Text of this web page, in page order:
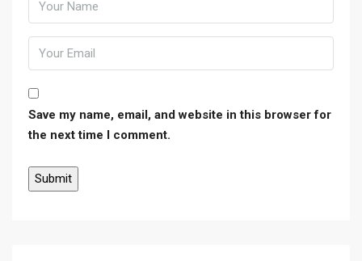
Save my name, email, and website in this browser for
the next time I comment.